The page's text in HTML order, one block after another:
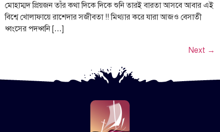
মোহাম্মদ প্রিয়জন তাঁর কথা দিকে দিকে শুনি তারই বারতা আসবে আবার এই
বিশ্বে খোলাফায়ে রাশেদার সজীবতা !! মিথ্যার করে যারা আজও বেসাতী
ধ্বংসের পদধ্বনি […]
Next →